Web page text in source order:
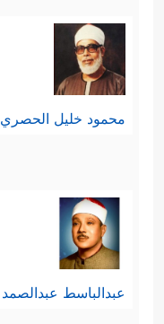
محمود خليل الحصري
عبدالباسط عبدالصمد